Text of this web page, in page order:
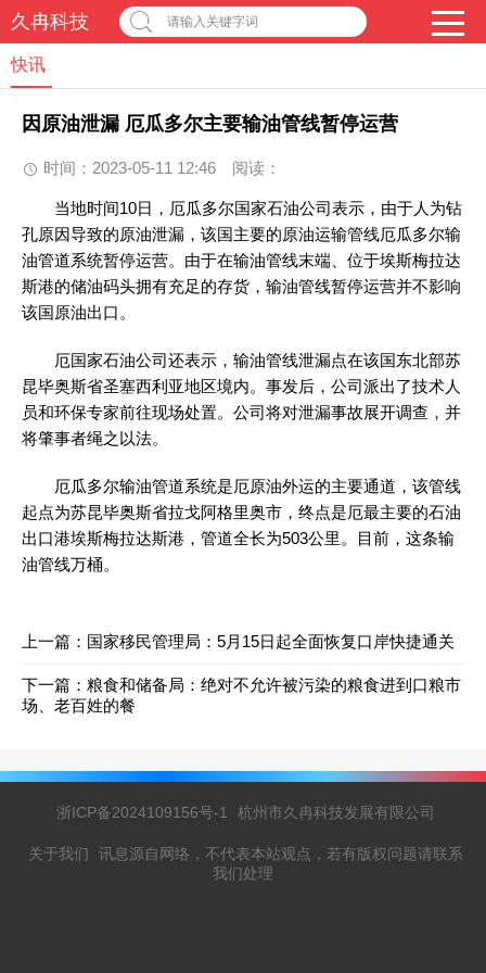
久冉科技 请输入关键字词
快讯
因原油泄漏 厄瓜多尔主要输油管线暂停运营
时间：2023-05-11 12:46 阅读：
当地时间10日，厄瓜多尔国家石油公司表示，由于人为钻
孔原因导致的原油泄漏，该国主要的原油运输管线厄瓜多尔输
油管道系统暂停运营。由于在输油管线末端、位于埃斯梅拉达
斯港的储油码头拥有充足的存货，输油管线暂停运营并不影响
该国原油出口。
厄国家石油公司还表示，输油管线泄漏点在该国东北部苏
昆毕奥斯省圣塞西利亚地区境内。事发后，公司派出了技术人
员和环保专家前往现场处置。公司将对泄漏事故展开调查，并
将肇事者绳之以法。
厄瓜多尔输油管道系统是厄原油外运的主要通道，该管线
起点为苏昆毕奥斯省拉戈阿格里奥市，终点是厄最主要的石油
出口港埃斯梅拉达斯港，管道全长为503公里。目前，这条输
油管线万桶。
上一篇： 国家移民管理局：5月15日起全面恢复口岸快捷通关
下一篇： 粮食和储备局：绝对不允许被污染的粮食进到口粮市
场、老百姓的餐
浙ICP备2024109156号-1 杭州市久冉科技发展有限公司
关于我们
讯息源自网络，不代表本站观点，若有版权问题请联系
我们处理